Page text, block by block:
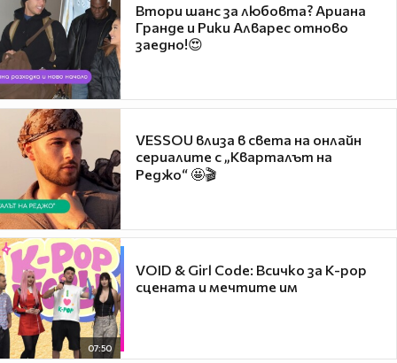
Втори шанс за любовта? Ариана
Гранде и Рики Алварес отново
заедно!😍
VESSOU влиза в света на онлайн
сериалите с „Кварталът на
Реджо“ 🤩🎬
07:50
VOID & Girl Code: Всичко за K-pop
сцената и мечтите им